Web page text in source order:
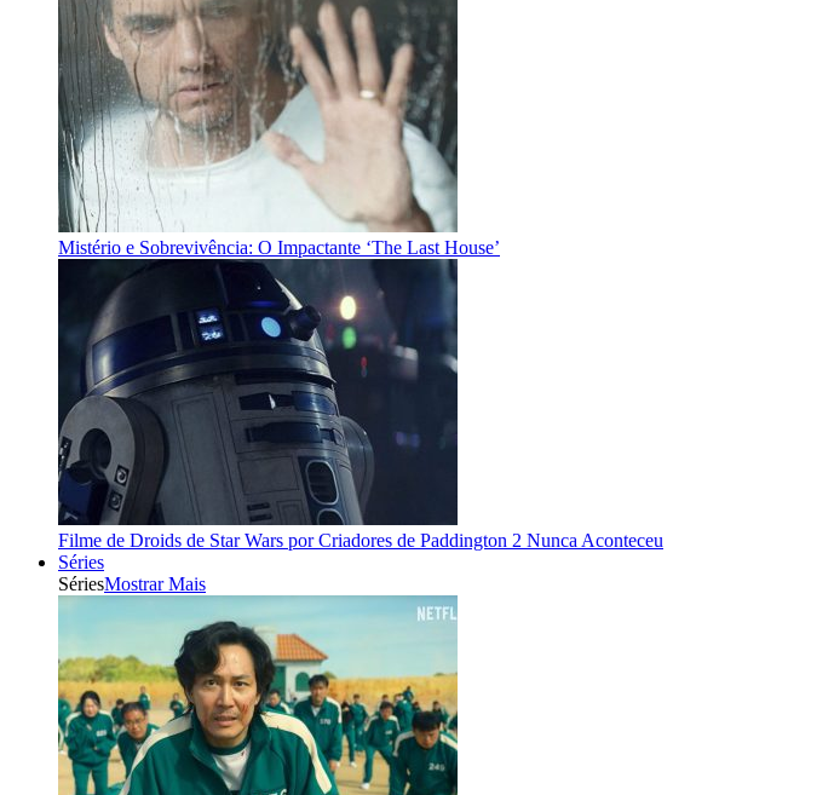
Mistério e Sobrevivência: O Impactante ‘The Last House’
Filme de Droids de Star Wars por Criadores de Paddington 2 Nunca Aconteceu
Séries
SériesMostrar Mais